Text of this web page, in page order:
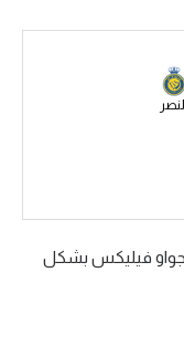
جواو فيليكس بشكل